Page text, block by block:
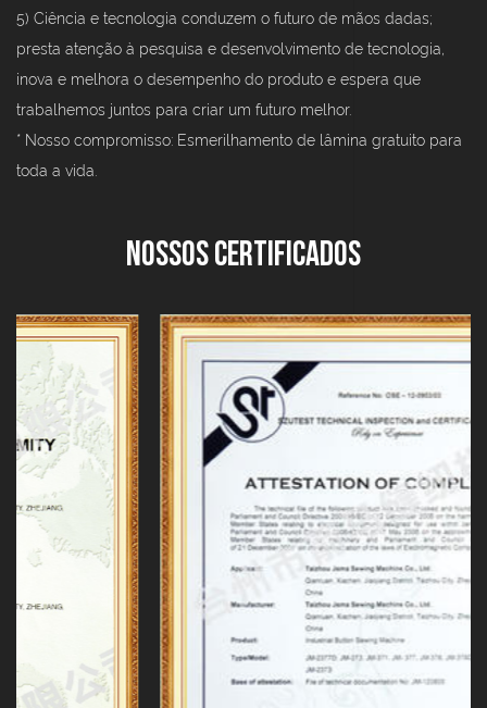
5) Ciência e tecnologia conduzem o futuro de mãos dadas;
presta atenção à pesquisa e desenvolvimento de tecnologia,
inova e melhora o desempenho do produto e espera que
trabalhemos juntos para criar um futuro melhor.
* Nosso compromisso: Esmerilhamento de lâmina gratuito para
toda a vida.
Nossos Certificados